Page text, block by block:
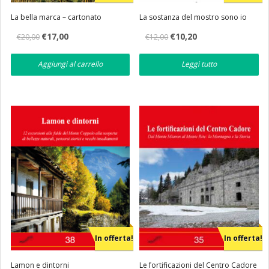
La bella marca – cartonato
€20,00 Il
prezzo
originale
era:
€17,00Il
attuale
è:
Aggiungi al carrello
La sostanza del mostro sono io
€12,00 Il
prezzo
originale
€10,20Il
attuale
è:
Leggi tutto
In offerta!
Lamon e dintorni
In offerta!
Le fortificazioni del Centro Cadore